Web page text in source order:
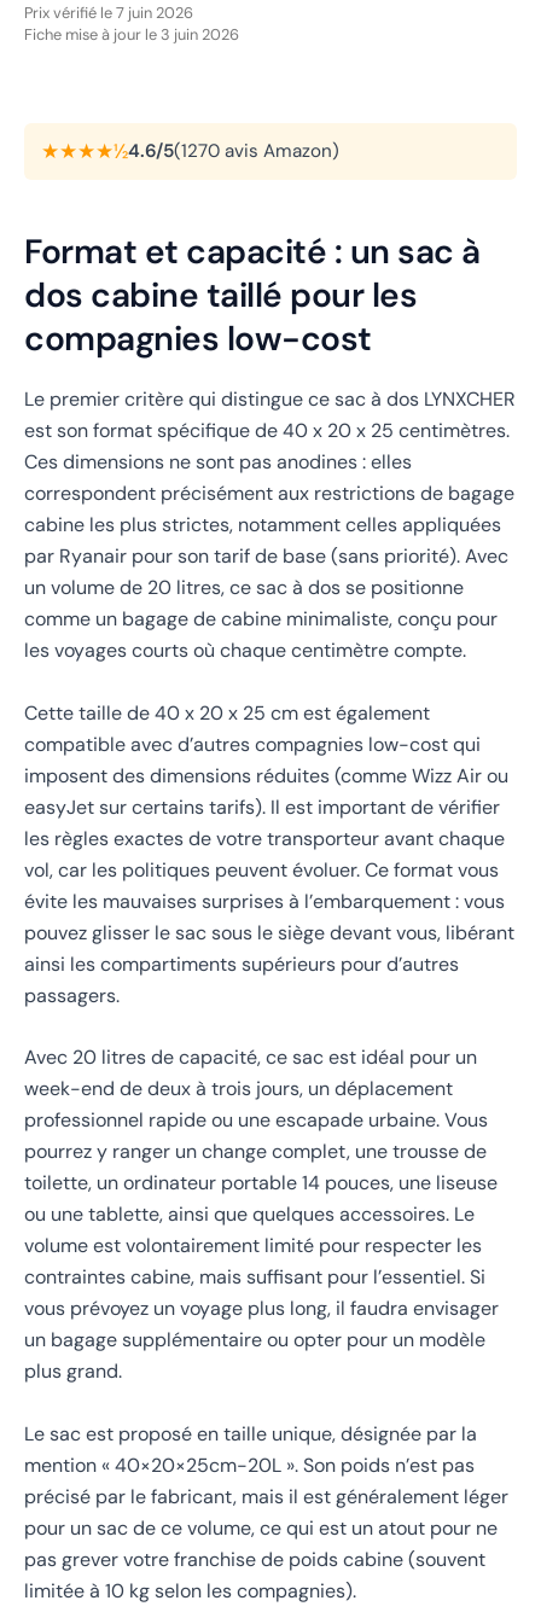
Prix vérifié le 7 juin 2026
Fiche mise à jour le 3 juin 2026
★★★★½4.6/5(1270 avis Amazon)
Format et capacité : un sac à
dos cabine taillé pour les
compagnies low-cost
Le premier critère qui distingue ce sac à dos LYNXCHER
est son format spécifique de 40 x 20 x 25 centimètres.
Ces dimensions ne sont pas anodines : elles
correspondent précisément aux restrictions de bagage
cabine les plus strictes, notamment celles appliquées
par Ryanair pour son tarif de base (sans priorité). Avec
un volume de 20 litres, ce sac à dos se positionne
comme un bagage de cabine minimaliste, conçu pour
les voyages courts où chaque centimètre compte.
Cette taille de 40 x 20 x 25 cm est également
compatible avec d’autres compagnies low-cost qui
imposent des dimensions réduites (comme Wizz Air ou
easyJet sur certains tarifs). Il est important de vérifier
les règles exactes de votre transporteur avant chaque
vol, car les politiques peuvent évoluer. Ce format vous
évite les mauvaises surprises à l’embarquement : vous
pouvez glisser le sac sous le siège devant vous, libérant
ainsi les compartiments supérieurs pour d’autres
passagers.
Avec 20 litres de capacité, ce sac est idéal pour un
week-end de deux à trois jours, un déplacement
professionnel rapide ou une escapade urbaine. Vous
pourrez y ranger un change complet, une trousse de
toilette, un ordinateur portable 14 pouces, une liseuse
ou une tablette, ainsi que quelques accessoires. Le
volume est volontairement limité pour respecter les
contraintes cabine, mais suffisant pour l’essentiel. Si
vous prévoyez un voyage plus long, il faudra envisager
un bagage supplémentaire ou opter pour un modèle
plus grand.
Le sac est proposé en taille unique, désignée par la
mention « 40×20×25cm-20L ». Son poids n’est pas
précisé par le fabricant, mais il est généralement léger
pour un sac de ce volume, ce qui est un atout pour ne
pas grever votre franchise de poids cabine (souvent
limitée à 10 kg selon les compagnies).